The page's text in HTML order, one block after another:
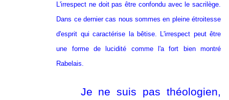
L'irrespect ne doit pas être confondu avec le sacrilège.
Dans ce dernier cas nous sommes en pleine étroitesse
d'esprit qui caractérise la bêtise. L'irrespect peut être
une forme de lucidité comme l'a fort bien montré
Rabelais.
Je ne suis pas théologien,